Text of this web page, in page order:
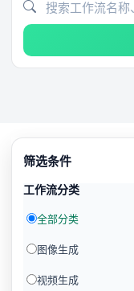
筛选条件
工作流分类
全部分类
图像生成
视频生成